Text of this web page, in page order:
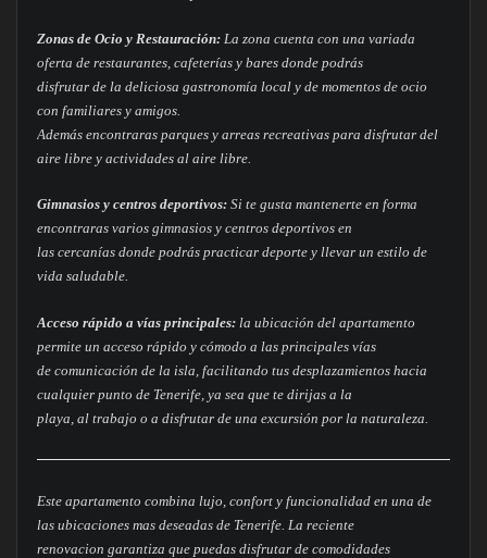
Zonas de Ocio y Restauración:La zona cuenta con una variada
oferta de restaurantes, cafeterías y bares donde podrás
disfrutar de la deliciosa gastronomía local y de momentos de ocio
con familiares y amigos.
Además encontraras parques y arreas recreativas para disfrutar del
aire libre y actividades al aire libre.
Gimnasios y centros deportivos:Si te gusta mantenerte en forma
encontraras varios gimnasios y centros deportivos en
las cercanías donde podrás practicar deporte y llevar un estilo de
vida saludable.
Acceso rápido a vías principales:la ubicación del apartamento
permite un acceso rápido y cómodo a las principales vías
de comunicación de la isla, facilitando tus desplazamientos hacia
cualquier punto de Tenerife, ya sea que te dirijas a la
playa, al trabajo o a disfrutar de una excursión por la naturaleza.
Este apartamento combina lujo, confort y funcionalidad en una de
las ubicaciones mas deseadas de Tenerife. La reciente
renovacion garantiza que puedas disfrutar de comodidades